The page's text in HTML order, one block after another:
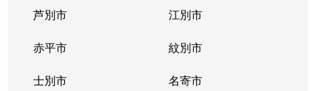
北３９条東
栄町(札幌)
北４０条東
栄町(札幌)
北４０条東
栄町(札幌)
芦別市 江別市
赤平市 紋別市
士別市 名寄市